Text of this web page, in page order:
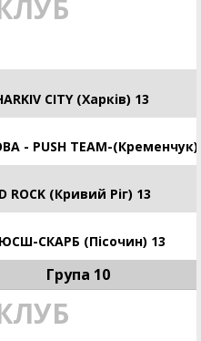
CITY (Харків) 13
- PUSH TEAM-(Кременчук)
(Кривий Ріг) 13
СКАРБ (Пісочин) 13
Група 10